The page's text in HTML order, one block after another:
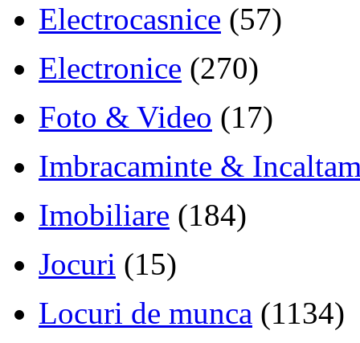
Electrocasnice (57)
Electronice (270)
Foto & Video (17)
Imbracaminte &
Imobiliare (184)
Jocuri (15)
Locuri de munca (1134)